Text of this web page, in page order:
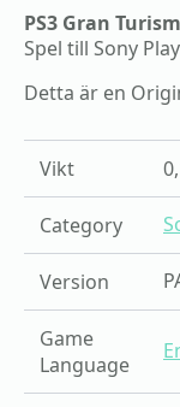
Edition
mängd
PS3 Gran
Spel till Sony
Detta är en
Vikt
Category
Version
Game
Language